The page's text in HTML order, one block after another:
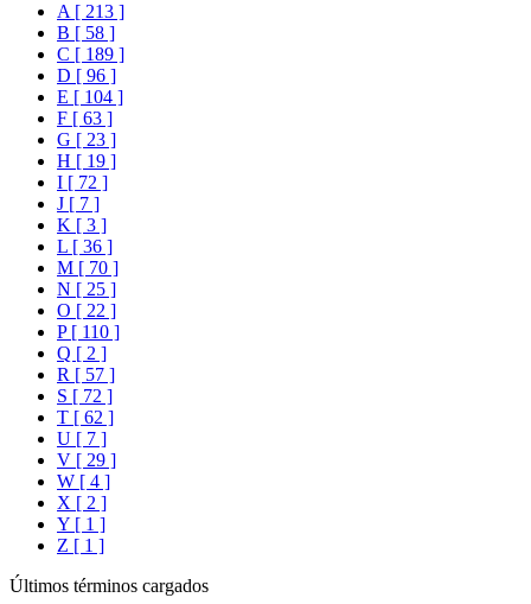
A [ 213 ]
B [ 58 ]
C [ 189 ]
D [ 96 ]
E [ 104 ]
F [ 63 ]
G [ 23 ]
H [ 19 ]
I [ 72 ]
J [ 7 ]
K [ 3 ]
L [ 36 ]
M [ 70 ]
N [ 25 ]
O [ 22 ]
P [ 110 ]
Q [ 2 ]
R [ 57 ]
S [ 72 ]
T [ 62 ]
U [ 7 ]
V [ 29 ]
W [ 4 ]
X [ 2 ]
Y [ 1 ]
Z [ 1 ]
Últimos términos cargados